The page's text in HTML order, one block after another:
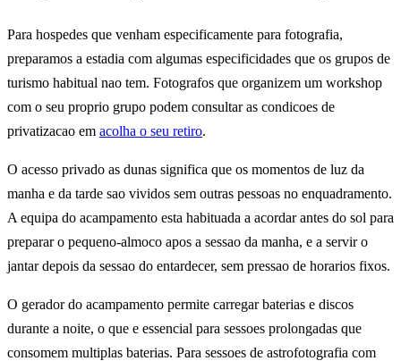
Para hospedes que venham especificamente para fotografia,
preparamos a estadia com algumas especificidades que os grupos de
turismo habitual nao tem. Fotografos que organizem um workshop
com o seu proprio grupo podem consultar as condicoes de
privatizacao em acolha o seu retiro.
O acesso privado as dunas significa que os momentos de luz da
manha e da tarde sao vividos sem outras pessoas no enquadramento.
A equipa do acampamento esta habituada a acordar antes do sol para
preparar o pequeno-almoco apos a sessao da manha, e a servir o
jantar depois da sessao do entardecer, sem pressao de horarios fixos.
O gerador do acampamento permite carregar baterias e discos
durante a noite, o que e essencial para sessoes prolongadas que
consomem multiplas baterias. Para sessoes de astrofotografia com